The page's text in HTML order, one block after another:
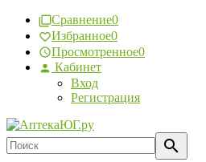
Сравнение0
Избранное0
Просмотренное0
Кабинет
Вход
Регистрация